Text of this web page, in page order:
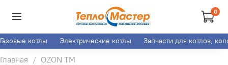
0
Газовые котлы Электрические котлы Запчасти для котлов,
Главная OZON ТМ